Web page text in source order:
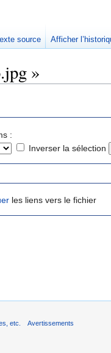
»
:
Inverser la sélection
les liens vers le fichier
source Afficher
etc. Avertissements